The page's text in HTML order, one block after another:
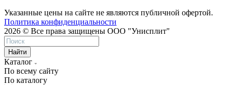
Указанные цены на сайте не являются публичной офертой.
Политика конфиденциальности
2026 © Все права защищены ООО "Унисплит"
Найти
Каталог
По всему сайту
По каталогу